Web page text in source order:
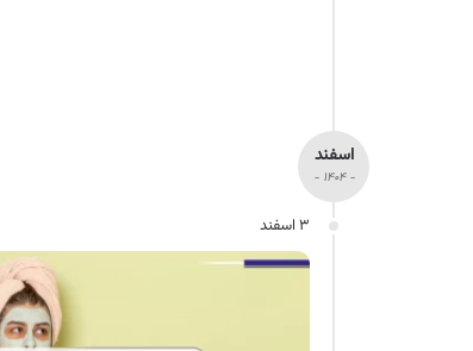
اسفند
- ۱۴۰۴ -
۳ اسفند